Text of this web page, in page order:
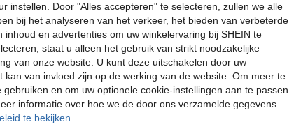
Nuttig (4)
instellen. Door "Alles accepteren" te selecteren, zullen we alle
bij het analyseren van het verkeer, het bieden van verbeterde
en advertenties om uw winkelervaring bij SHEIN te
staat u alleen het gebruik van strikt noodzakelijke
van onze website. U kunt deze uitschakelen door uw
kan van invloed zijn op de werking van de website. Om meer te
en om uw optionele cookie-instellingen aan te passen,
informatie over hoe we de door ons verzamelde gegevens
te bekijken.